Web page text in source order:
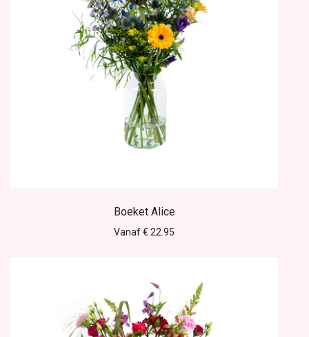
Boeket Alice
Vanaf € 22.95